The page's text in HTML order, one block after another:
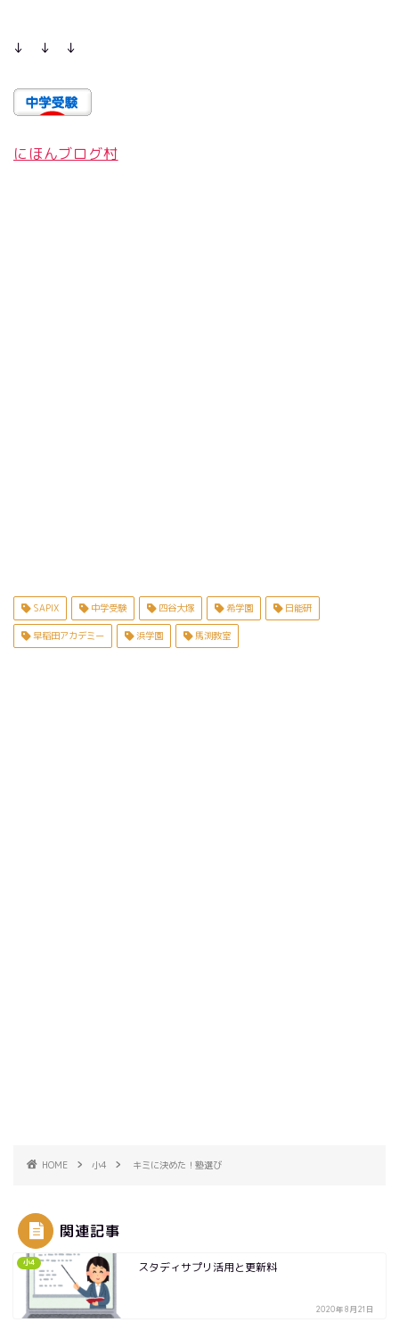
↓ ↓ ↓
にほんブログ村
SAPIX 中学受験 四谷大塚 希学園 日能研
早稲田アカデミー 浜学園 馬渕教室
HOME 小4 キミに決めた！塾選び
関連記事
小4 スタディサプリ活用と更新料
2020年8月21日